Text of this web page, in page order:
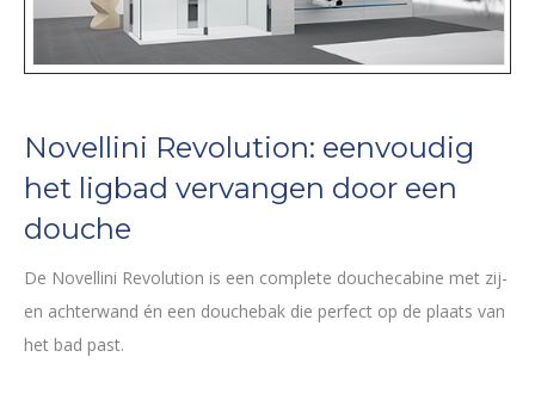
Novellini Revolution: eenvoudig
het ligbad vervangen door een
douche
De Novellini Revolution is een complete douchecabine met zij-
en achterwand én een douchebak die perfect op de plaats van
het bad past.